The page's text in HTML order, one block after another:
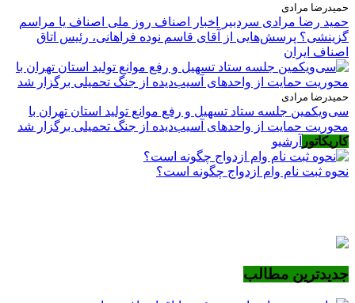
حمیدرضا مرادی
حمید رضا مرادی سردبیر اخبار اصناف روز ملی اصناف یا مراسم
گزینشی؟ پرسش‌هایی از آقای قاسم نوده فراهانی، رئیس اتاق
اصناف ایران
حمیدرضا مرادی
سی‌ویکمین جلسه ستاد تسهیل و رفع موانع تولید استان تهران با
محوریت حمایت از واحدهای آسیب‌دیده از جنگ تحمیلی برگزار شد
کاریکاتور آرشیو
نحوه ثبت نام وام ازدواج چگونه است؟
جدیدترین مطالب